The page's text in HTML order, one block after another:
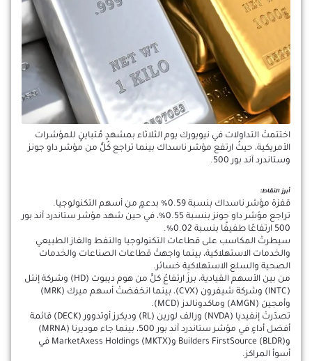
اختتمتْ التداولات في نيويورك يوم الثلاثاء بمشهدٍ مُتباينٍ للمؤشرات
الأمريكية، حيثُ ارتفع مؤشر ناسداك بينما تراجع كُلٌّ من مؤشر داو جونز
وستاندرد آند بور 500.
أبرز النقاط:
قفزة مؤشر ناسداك بنسبة 0.59% بدعمٍ من أسهم التكنولوجيا.
تراجع مؤشر داو جونز بنسبة 0.55%، في حين شهد مؤشر ستاندرد آند بور
500 ارتفاعًا طفيفًا بنسبة 0.02%.
سيطرتْ المكاسب على قطاعات التكنولوجيا والنفط والغاز الطبيعي
والخدمات الاستهلاكية، بينما واجهتْ قطاعات الصناعات والخدمات
الصحية والسلع الاستهلاكية خسائر.
من بين الأسهم القيادية، برزَ ارتفاعُ كلٍّ من هوم ديبوت (HD) وشركة إنتل
(INTC) وشركة شيفرون (CVX)، بينما انخفضتْ أسهم ميرك (MRK)
وأمجين (AMGN) وماكدونالدز (MCD).
تصدّرتْ إنفيديا (NVDA) ورالف لورين (RL) وديكرز أوتدوور (DECK) قائمة
أفضل أداءٍ في مؤشر ستاندرد آند بور 500، بينما جاء موديرنا (MRNA)
وBuilders FirstSource (BLDR) وMarketAxess Holdings (MKTX) في
أسوأ المراكز.